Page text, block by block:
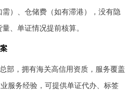
）、仓储费（如有滞港），没有隐
、单证情况提前核算。
部，拥有海关高信用资质，服务覆盖
服务经验，可提供单证代办、标签